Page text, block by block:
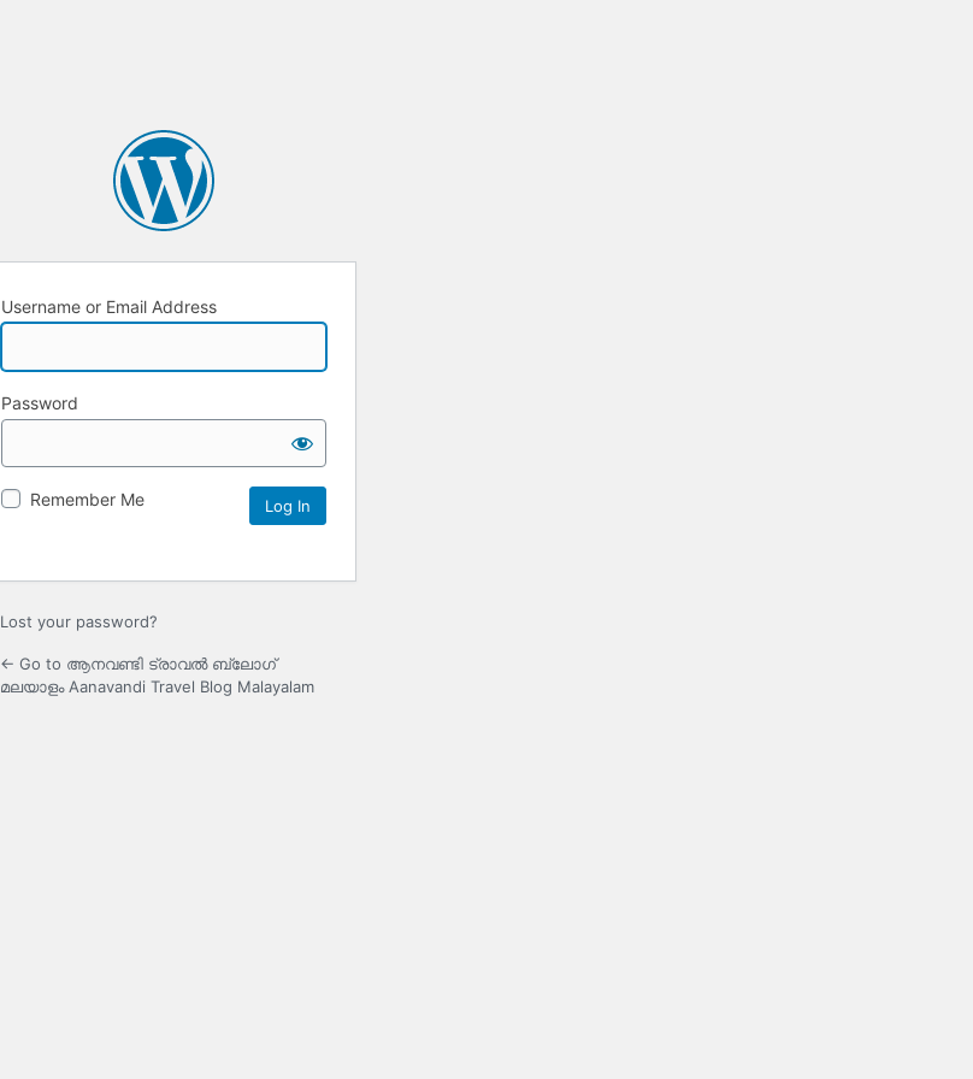
Username or Email Address
Password
Remember Me
Lost your password?
← Go to ആനവണ്ടി ട്രാവൽ ബ്ലോഗ്
മലയാളം Aanavandi Travel Blog Malayalam